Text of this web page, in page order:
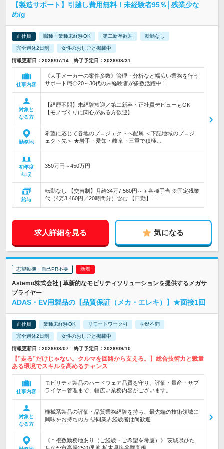
【製造サポート】引越し費用無料！未経験者95％│残業少な
め/g
正社員 職種・業種未経験OK 第二新卒歓迎 転勤なし
完全週休2日制 女性のおしごと掲載中
情報更新日：2026/07/14 終了予定日：2026/08/31
仕事内容
《大手メーカーの案件多数》管理・分析など幅広い業務を行う
サポート職◇20～30代の未経験者が多数活躍中！
対象と
なる方
【経歴不問】未経験歓迎／第二新卒・正社員デビューもOK
【モノづくりに関心がある方歓迎】
勤務地
希望に応じて各地のプロジェクトへ配属 ＜下記地域のプロジ
ェクト先＞ ★岩手・愛知・岐阜・三重で積極…
初年度
年収
350万円～450万円
給与
転勤なし 【交替制】月給34万7,560円～＋各種手当 ※固定残業
代（4万3,460円／20時間分）含む 【日勤】…
求人詳細を見る 気になる
志望動機・自己PR不要
Astemo株式会社 | 革新的なモビリティソリューションを提供するメガサ
プライヤー
ADAS・EV用製品の【品質保証（メカ・エレキ）】★面接1回
正社員 業種未経験OK リモートワーク可 学歴不問
完全週休2日制 女性のおしごと掲載中
情報更新日：2026/08/07 終了予定日：2026/09/10
【”走る”だけじゃない。クルマを回路から支える。】総合技術力と裁量
ある環境でスキルを高めるチャンス
仕事内容
モビリティ製品のハードウェア品質を守り、評価・量産・サプ
ライヤー管理まで、幅広い業務内容がございます。
対象と
なる方
機械系製品の評価・品質業務経験を持ち、最先端の技術領域に
興味をお持ちの方 ◎同業界経験者は尚歓迎
《＊複数勤務地あり（ご経験・ご希望を考慮）》 茨城県ひた